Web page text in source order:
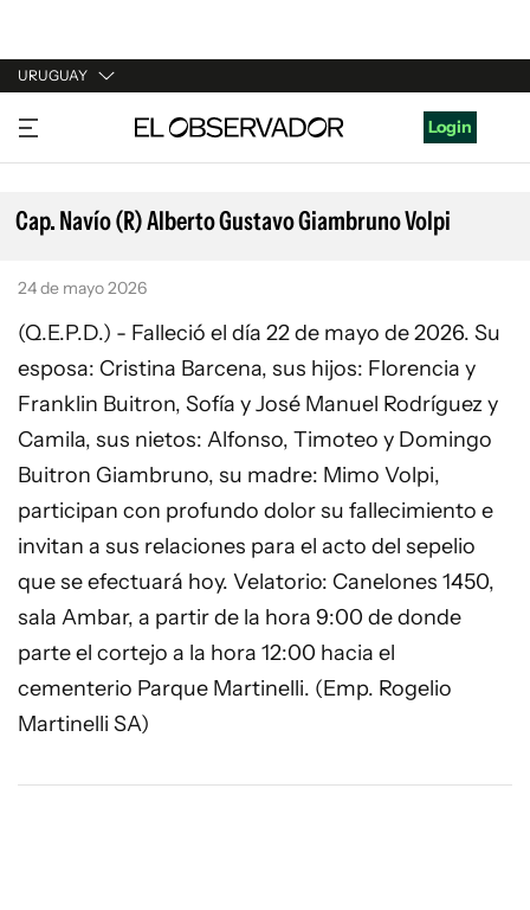
URUGUAY
URUGUAY
ARGENTINA
ESPAÑA
Login
Cap. Navío (R) Alberto Gustavo Giambruno Volpi
24 de mayo 2026
(Q.E.P.D.) - Falleció el día 22 de mayo de 2026. Su
esposa: Cristina Barcena, sus hijos: Florencia y
Franklin Buitron, Sofía y José Manuel Rodríguez y
Camila, sus nietos: Alfonso, Timoteo y Domingo
Buitron Giambruno, su madre: Mimo Volpi,
participan con profundo dolor su fallecimiento e
invitan a sus relaciones para el acto del sepelio
que se efectuará hoy. Velatorio: Canelones 1450,
sala Ambar, a partir de la hora 9:00 de donde
parte el cortejo a la hora 12:00 hacia el
cementerio Parque Martinelli. (Emp. Rogelio
Martinelli SA)